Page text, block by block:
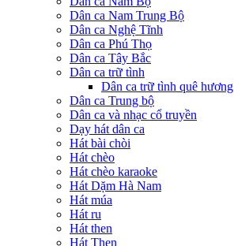
Dân ca Nam Trung Bộ
Dân ca Nghệ Tĩnh
Dân ca Phú Thọ
Dân ca Tây Bắc
Dân ca trữ tình
Dân ca trữ tình quê hương
Dân ca Trung bộ
Dân ca và nhạc cổ truyền
Dạy hát dân ca
Hát bài chòi
Hát chèo
Hát chèo karaoke
Hát Dặm Hà Nam
Hát múa
Hát ru
Hát then
Hát Then